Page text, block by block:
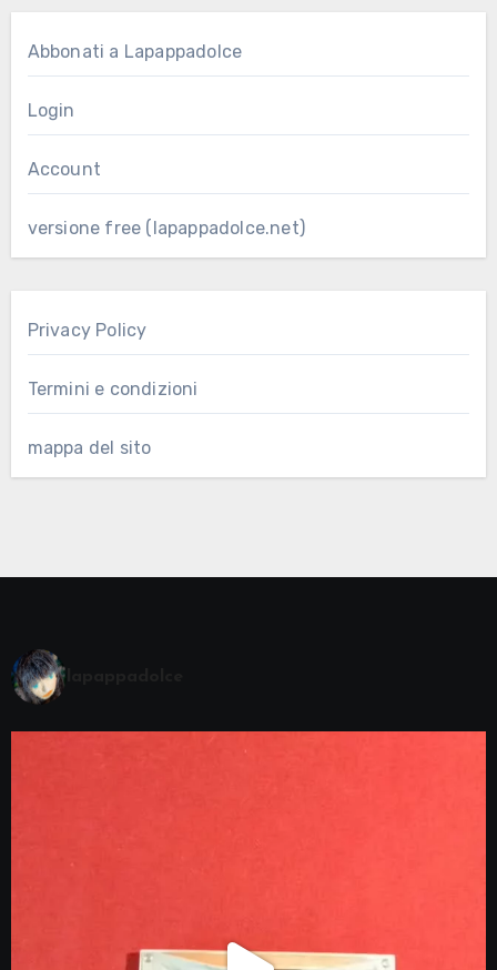
Abbonati a Lapappadolce
Login
Account
versione free (lapappadolce.net)
Privacy Policy
Termini e condizioni
mappa del sito